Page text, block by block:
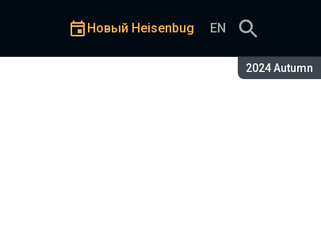
Сезон:
2024 Autumn
Новый Heisenbug EN